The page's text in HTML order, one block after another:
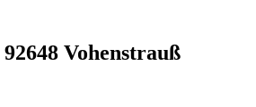
Vohenstrauß